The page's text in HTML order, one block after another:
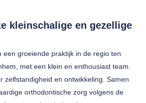
kleinschalige en gezellige
een groeiende praktijk in de regio ten
met een klein en enthousiast team.
zelfstandigheid en ontwikkeling. Samen
orthodontische zorg volgens de